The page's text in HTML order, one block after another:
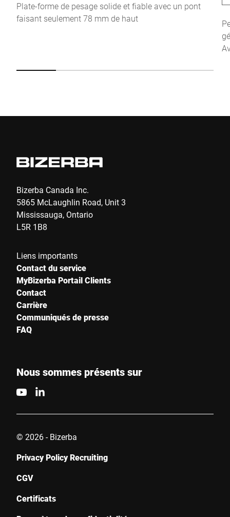
Plate-forme de pesage solide et fiable avec un pont
faisant seulement 78 mm de haut
Bizerba Canada Inc.
5865 McLaughlin Road, Unit 3
Mississauga, Ontario
L5R 1B8
Liens importants
Contact du service
MyBizerba Portail Clients
Contact
Carrière
Communiqués de presse
FAQ
Nous sommes présents sur
© 2026 - Bizerba
Privacy Policy Recruiting
CGV
Certificats